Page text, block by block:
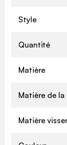
Style
Quantité
Matière
Matière de
Matière